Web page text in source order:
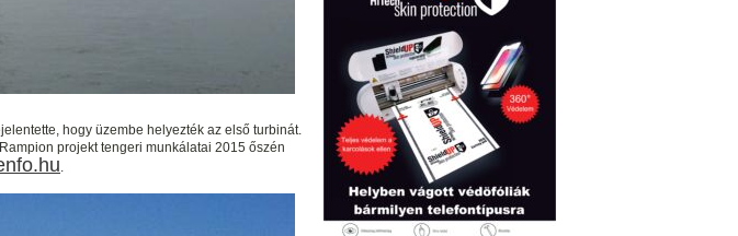
hogy üzembe helyezték az első turbinát.
projekt tengeri munkálatai 2015 őszén
.